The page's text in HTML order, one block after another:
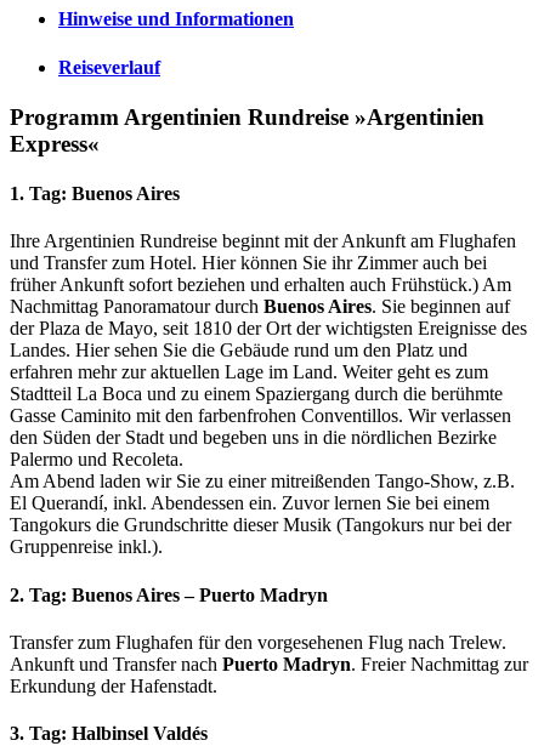
Hinweise und Informationen
Reiseverlauf
Programm Argentinien Rundreise »Argentinien
Express«
1. Tag: Buenos Aires
Ihre Argentinien Rundreise beginnt mit der Ankunft am Flughafen
und Transfer zum Hotel. Hier können Sie ihr Zimmer auch bei
früher Ankunft sofort beziehen und erhalten auch Frühstück.) Am
Nachmittag Panoramatour durch Buenos Aires. Sie beginnen auf
der Plaza de Mayo, seit 1810 der Ort der wichtigsten Ereignisse des
Landes. Hier sehen Sie die Gebäude rund um den Platz und
erfahren mehr zur aktuellen Lage im Land. Weiter geht es zum
Stadtteil La Boca und zu einem Spaziergang durch die berühmte
Gasse Caminito mit den farbenfrohen Conventillos. Wir verlassen
den Süden der Stadt und begeben uns in die nördlichen Bezirke
Palermo und Recoleta.
Am Abend laden wir Sie zu einer mitreißenden Tango-Show, z.B.
El Querandí, inkl. Abendessen ein. Zuvor lernen Sie bei einem
Tangokurs die Grundschritte dieser Musik (Tangokurs nur bei der
Gruppenreise inkl.).
2. Tag: Buenos Aires – Puerto Madryn
Transfer zum Flughafen für den vorgesehenen Flug nach Trelew.
Ankunft und Transfer nach Puerto Madryn. Freier Nachmittag zur
Erkundung der Hafenstadt.
3. Tag: Halbinsel Valdés